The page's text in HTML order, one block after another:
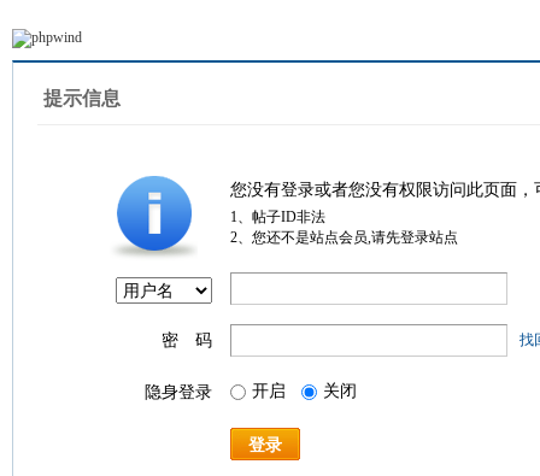
提示信息
您没有登录或者您没有权限访问此页面
1、帖子ID非法
2、您还不是站点会员,请先登录站点
密 码 找
隐身登录 开启 关闭
登录